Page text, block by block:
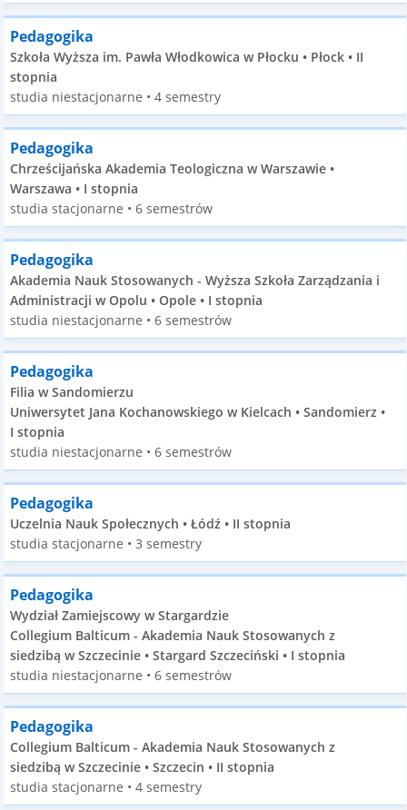
Pedagogika
Szkoła Wyższa im. Pawła Włodkowica w Płocku • Płock • II
stopnia
studia niestacjonarne • 4 semestry
Pedagogika
Chrześcijańska Akademia Teologiczna w Warszawie •
Warszawa • I stopnia
studia stacjonarne • 6 semestrów
Pedagogika
Akademia Nauk Stosowanych - Wyższa Szkoła Zarządzania i
Administracji w Opolu • Opole • I stopnia
studia niestacjonarne • 6 semestrów
Pedagogika
Filia w Sandomierzu
Uniwersytet Jana Kochanowskiego w Kielcach • Sandomierz •
I stopnia
studia niestacjonarne • 6 semestrów
Pedagogika
Uczelnia Nauk Społecznych • Łódź • II stopnia
studia stacjonarne • 3 semestry
Pedagogika
Wydział Zamiejscowy w Stargardzie
Collegium Balticum - Akademia Nauk Stosowanych z
siedzibą w Szczecinie • Stargard Szczeciński • I stopnia
studia niestacjonarne • 6 semestrów
Pedagogika
Collegium Balticum - Akademia Nauk Stosowanych z
siedzibą w Szczecinie • Szczecin • II stopnia
studia stacjonarne • 4 semestry